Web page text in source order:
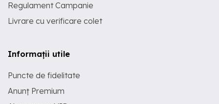
Regulament Campanie
Livrare cu verificare colet
Informații utile
Puncte de fidelitate
Anunț Premium